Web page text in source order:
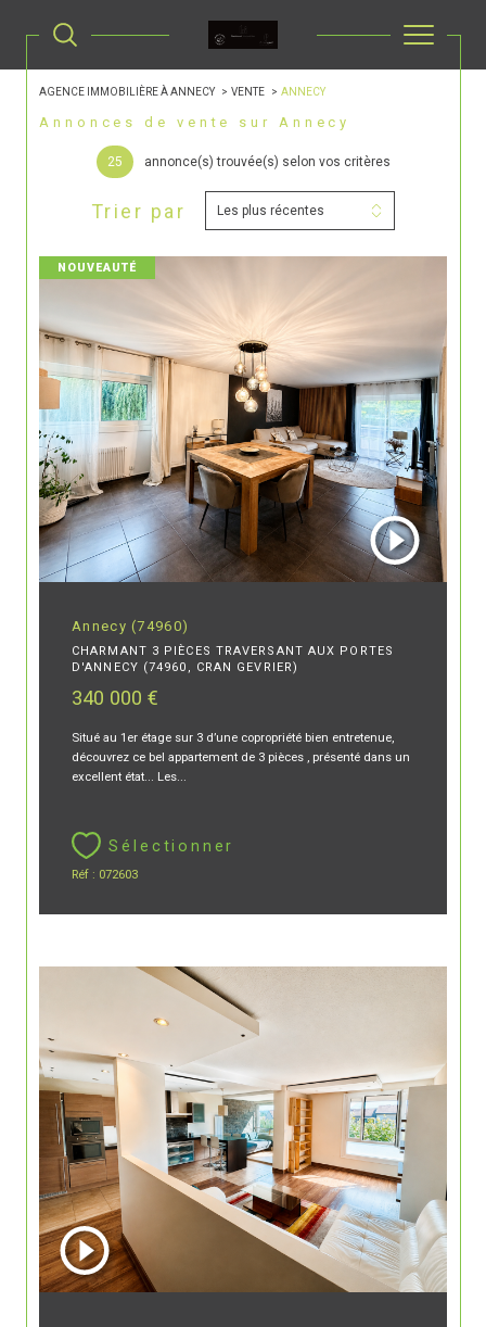
AGENCE IMMOBILIÈRE À ANNECY VENTE ANNECY
Annonces de vente sur Annecy
25 annonce(s) trouvée(s) selon vos critères
Trier par Les plus récentes
Annecy (74960)
CHARMANT 3 PIÈCES TRAVERSANT AUX PORTES
D'ANNECY (74960, CRAN GEVRIER)
340 000 €
Situé au 1er étage sur 3 d’une copropriété bien entretenue,
découvrez ce bel appartement de 3 pièces , présenté dans un
excellent état... Les...
Sélectionner
Réf : 072603
NOUVEAUTÉ